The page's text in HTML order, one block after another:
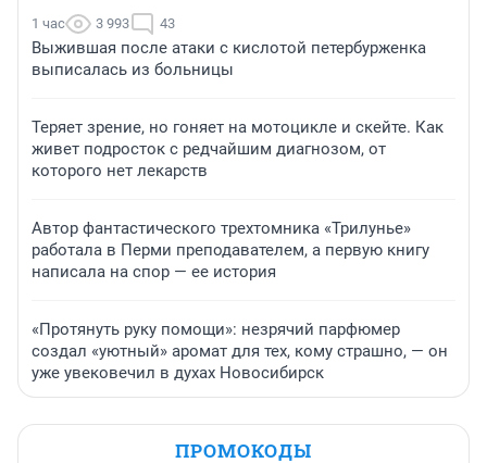
1 час 3 993 43
Выжившая после атаки с кислотой петербурженка
выписалась из больницы
Теряет зрение, но гоняет на мотоцикле и скейте. Как
живет подросток с редчайшим диагнозом, от
которого нет лекарств
Автор фантастического трехтомника «Трилунье»
работала в Перми преподавателем, а первую книгу
написала на спор — ее история
«Протянуть руку помощи»: незрячий парфюмер
создал «уютный» аромат для тех, кому страшно, — он
уже увековечил в духах Новосибирск
ПРОМОКОДЫ